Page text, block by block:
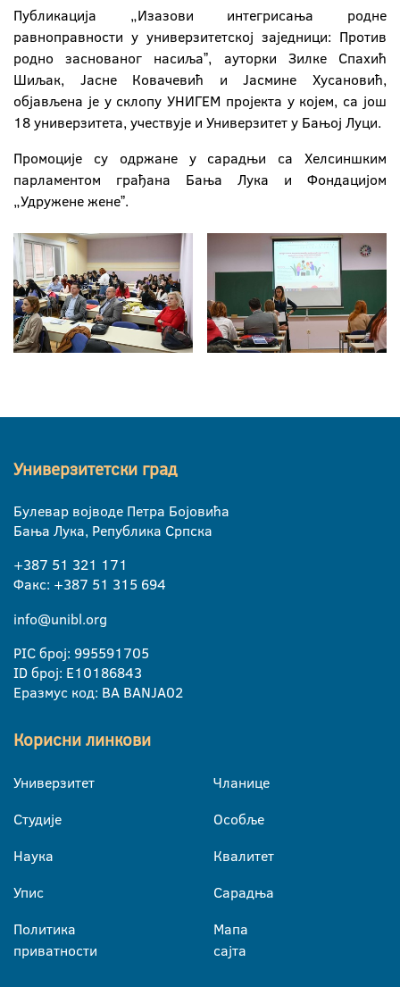
Публикација „Изазови интегрисања родне
равноправности у универзитетској заједници: Против
родно заснованог насиљаˮ, ауторки Зилке Спахић
Шиљак, Јасне Ковачевић и Јасмине Хусановић,
објављена је у склопу УНИГЕМ пројекта у којем, са још
18 универзитета, учествује и Универзитет у Бањој Луци.
Промоције су одржане у сарадњи са Хелсиншким
парламентом грађана Бања Лука и Фондацијом
„Удружене женеˮ.
Универзитетски град
Булевар војводе Петра Бојовића
Бања Лука, Република Српска
+387 51 321 171
Факс: +387 51 315 694
info@unibl.org
PIC број: 995591705
ID број: E10186843
Еразмус код: BA BANJA02
Корисни линкови
Универзитет
Студије
Наука
Упис
Политика
приватности
Чланице
Особље
Квалитет
Сарадња
Мапа
сајта